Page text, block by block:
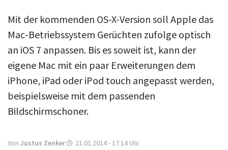
iPad
Tests
Tipps
Magazine
Über uns
Mit der kommenden OS-X-Version soll Apple das
Mac-Betriebssystem Gerüchten zufolge optisch
an iOS 7 anpassen. Bis es soweit ist, kann der
eigene Mac mit ein paar Erweiterungen dem
iPhone, iPad oder iPod touch angepasst werden,
beispielsweise mit dem passenden
Bildschirmschoner.
Von Justus Zenker 21.01.2014 - 17:14 Uhr